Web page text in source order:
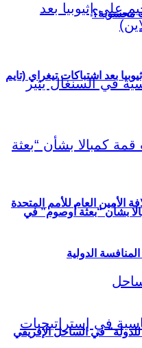
محسوبة؟
الأمين العام للأمم المتحدة
الدولية
بعد اشتباكات تيغراي (تايم
بشأن “بعثة أوصوم” في
للدولة” في الساحل الإفريقي